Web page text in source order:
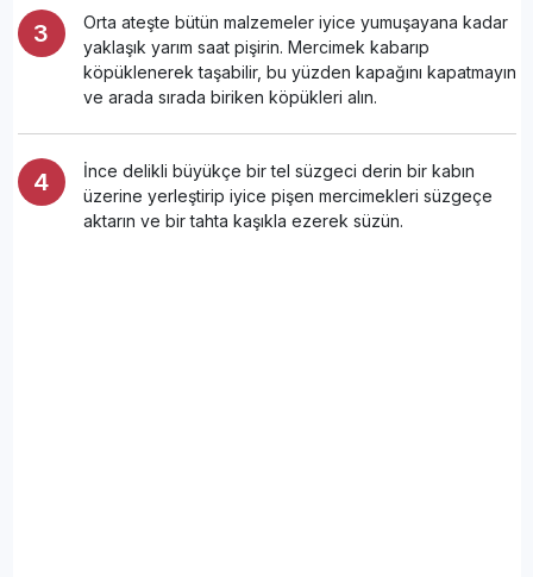
Orta ateşte bütün malzemeler iyice yumuşayana kadar
yaklaşık yarım saat pişirin. Mercimek kabarıp
köpüklenerek taşabilir, bu yüzden kapağını kapatmayın
ve arada sırada biriken köpükleri alın.
İnce delikli büyükçe bir tel süzgeci derin bir kabın
üzerine yerleştirip iyice pişen mercimekleri süzgeçe
aktarın ve bir tahta kaşıkla ezerek süzün.